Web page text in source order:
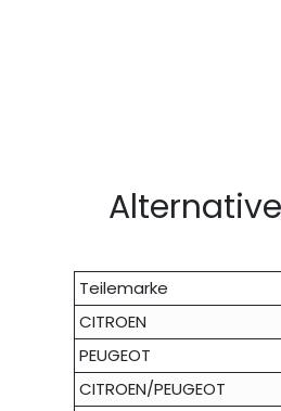
Teilemarke
CITROEN
PEUGEOT
CITROEN/PEUGEOT